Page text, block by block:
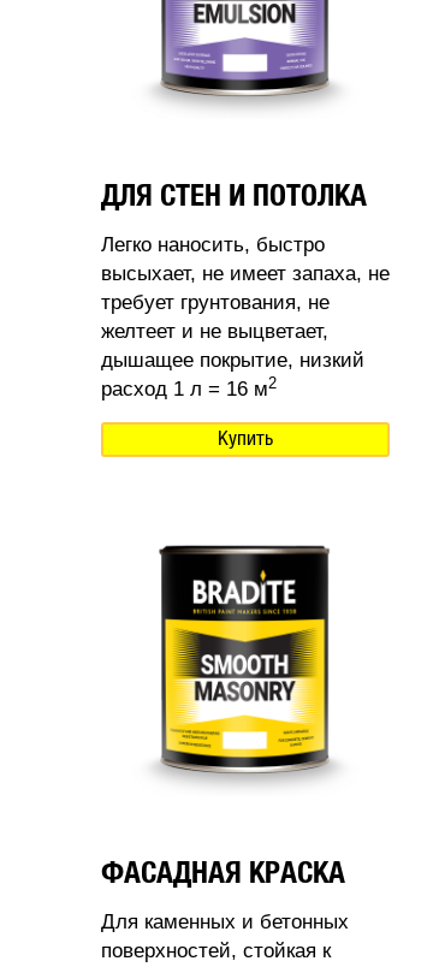
ДЛЯ СТЕН И ПОТОЛКА
Легко наносить, быстро
высыхает, не имеет запаха, не
требует грунтования, не
желтеет и не выцветает,
дышащее покрытие, низкий
расход 1 л = 16 м2
Купить
ФАСАДНАЯ КРАСКА
Для каменных и бетонных
поверхностей, стойкая к